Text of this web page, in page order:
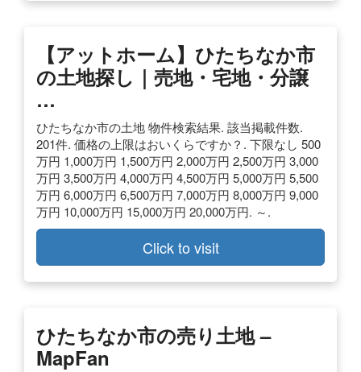
【アットホーム】ひたちなか市
の土地探し｜売地・宅地・分譲
…
ひたちなか市の土地 物件検索結果. 該当掲載件数.
201件. 価格の上限はおいくらですか？. 下限なし 500
万円 1,000万円 1,500万円 2,000万円 2,500万円 3,000
万円 3,500万円 4,000万円 4,500万円 5,000万円 5,500
万円 6,000万円 6,500万円 7,000万円 8,000万円 9,000
万円 10,000万円 15,000万円 20,000万円. ～.
Click to visit
ひたちなか市の売り土地 –
MapFan